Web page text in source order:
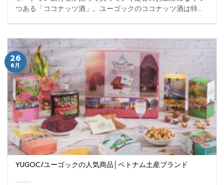
つある「ココナッツ酒」。ユーゴックのココナッツ酒は特別
いと思います。 ...
YUGOC/ユーゴックの人気商品│ベトナム土産ブランド
26
6月